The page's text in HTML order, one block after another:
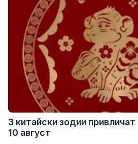
3 китайски зодии
10 август